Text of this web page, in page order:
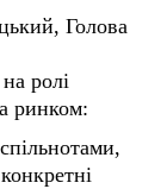
ролі
ринком:
та зміни
питання